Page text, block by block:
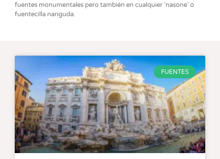
fuentes monumentales pero también en cualquier ‘nasone’ o
fuentecilla nariguda.
FUENTES